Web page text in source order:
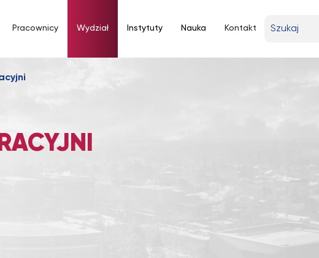
Pracownicy Wydział Instytuty Nauka Kontakt
wyszukiwaną